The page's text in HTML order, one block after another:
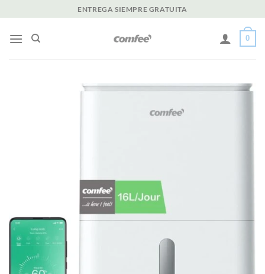
al
contenido
ENTREGA SIEMPRE GRATUITA
0